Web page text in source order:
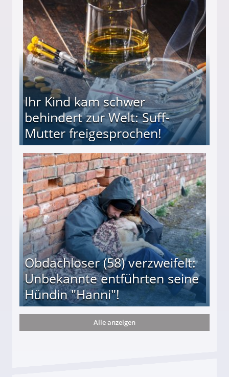
(34) in den finanziellen Ruin!
Ihr Kind kam schwer
behindert zur Welt: Suff-
Mutter freigesprochen!
Mutter freigesprochen!
Obdachloser (58) verzweifelt:
Unbekannte entführten seine
Hündin "Hanni"!
entführten seine Hündin "Hanni"!
Alle anzeigen